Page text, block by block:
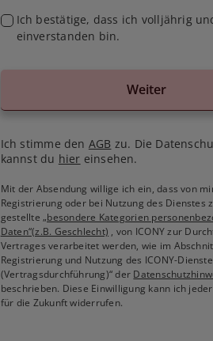
Ich bestätige, dass ich volljährig
einverstanden bin.
Weiter
Ich stimme den AGB zu. Die
kannst du hier einsehen.
Mit der Absendung willige ich ein, dass von
Registrierung oder bei Nutzung des Dienstes
gestellte„besondere Kategorien
Daten“(z.B. Geschlecht) , von ICONY zur
Vertrages verarbeitet werden, wie im
Registrierung und Nutzung des ICONY-
(Vertragsdurchführung)“ der
beschrieben. Diese Einwilligung kann ich
für die Zukunft widerrufen.